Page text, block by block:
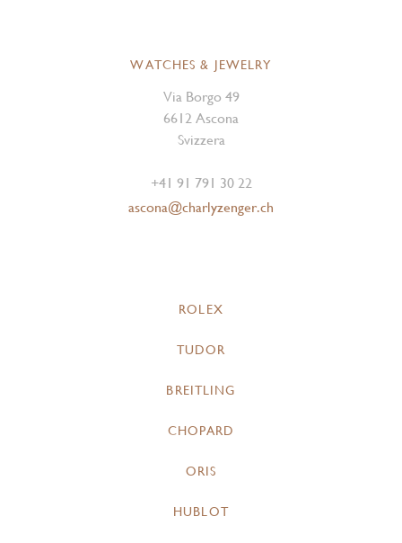
WATCHES & JEWELRY
Via Borgo 49
6612 Ascona
Svizzera
+41 91 791 30 22
ascona@charlyzenger.ch
ROLEX
TUDOR
BREITLING
CHOPARD
ORIS
HUBLOT